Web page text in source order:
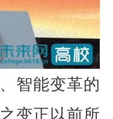
智能变革的
变正以前所